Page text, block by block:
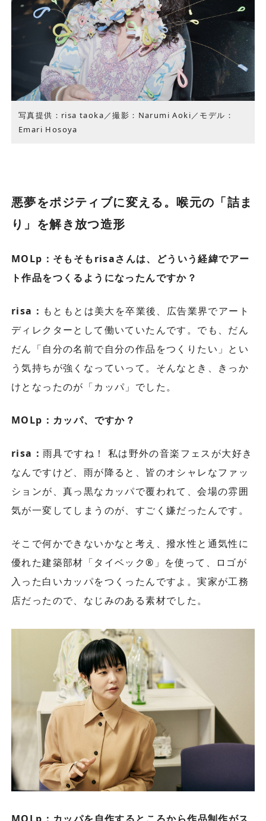
写真提供：risa taoka／撮影：Narumi Aoki／モデル：
Emari Hosoya
悪夢をポジティブに変える。喉元の「詰ま
り」を解き放つ造形
MOLp：そもそもrisaさんは、どういう経緯でアー
ト作品をつくるようになったんですか？
risa： もともとは美大を卒業後、広告業界でアート
ディレクターとして働いていたんです。でも、だん
だん「自分の名前で自分の作品をつくりたい」とい
う気持ちが強くなっていって。そんなとき、きっか
けとなったのが「カッパ」でした。
MOLp：カッパ、ですか？
risa： 雨具ですね！ 私は野外の音楽フェスが大好き
なんですけど、雨が降ると、皆のオシャレなファッ
ションが、真っ黒なカッパで覆われて、会場の雰囲
気が一変してしまうのが、すごく嫌だったんです。
そこで何かできないかなと考え、撥水性と通気性に
優れた建築部材「タイベック®」を使って、ロゴが
入った白いカッパをつくったんですよ。実家が工務
店だったので、なじみのある素材でした。